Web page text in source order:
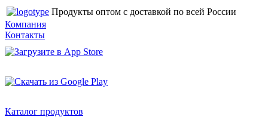
Продукты оптом с доставкой по всей России
Компания
Контакты
Каталог продуктов